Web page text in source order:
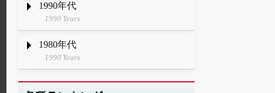
1990年代
1990 Years
1980年代
1990 Years